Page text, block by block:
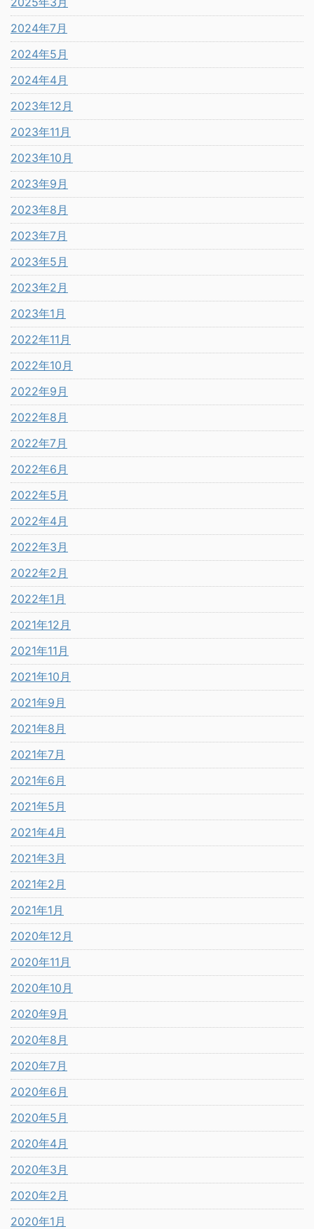
2024年7月
2024年5月
2024年4月
2023年12月
2023年11月
2023年10月
2023年9月
2023年8月
2023年7月
2023年5月
2023年2月
2023年1月
2022年11月
2022年10月
2022年9月
2022年8月
2022年7月
2022年6月
2022年5月
2022年4月
2022年3月
2022年2月
2022年1月
2021年12月
2021年11月
2021年10月
2021年9月
2021年8月
2021年7月
2021年6月
2021年5月
2021年4月
2021年3月
2021年2月
2021年1月
2020年12月
2020年11月
2020年10月
2020年9月
2020年8月
2020年7月
2020年6月
2020年5月
2020年4月
2020年3月
2020年2月
2020年1月